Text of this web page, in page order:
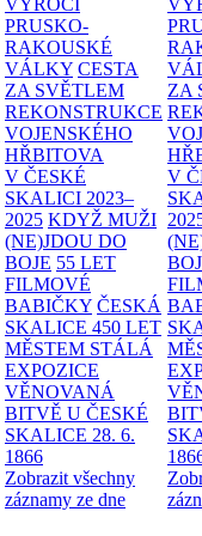
VÝROČÍ
PRUSKO-
RAKOUSKÉ
VÁLKY CESTA
ZA SVĚTLEM
REKONSTRUKCE
VOJENSKÉHO
HŘBITOVA
V ČESKÉ
SKALICI 2023–
2025 KDYŽ MUŽI
(NE)JDOU DO
BOJE 55 LET
FILMOVÉ
BABIČKY ČESKÁ
SKALICE 450 LET
MĚSTEM STÁLÁ
EXPOZICE
VĚNOVANÁ
BITVĚ U ČESKÉ
SKALICE 28. 6.
1866
Zobrazit všechny
záznamy ze dne
ZA
V